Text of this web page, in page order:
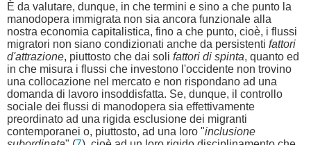
È da valutare, dunque, in che termini e sino a che punto la
manodopera immigrata non sia ancora funzionale alla
nostra economia capitalistica, fino a che punto, cioè, i flussi
migratori non siano condizionati anche da persistenti fattori
d'attrazione, piuttosto che dai soli fattori di spinta, quanto ed
in che misura i flussi che investono l'occidente non trovino
una collocazione nel mercato e non rispondano ad una
domanda di lavoro insoddisfatta. Se, dunque, il controllo
sociale dei flussi di manodopera sia effettivamente
preordinato ad una rigida esclusione dei migranti
contemporanei o, piuttosto, ad una loro "inclusione